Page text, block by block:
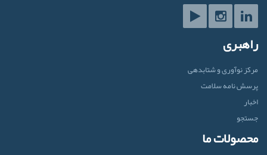
راهبری
مرکز نوآوری و شتابدهی
پرسش نامه سلامت
اخبار
جستجو
محصولات ما